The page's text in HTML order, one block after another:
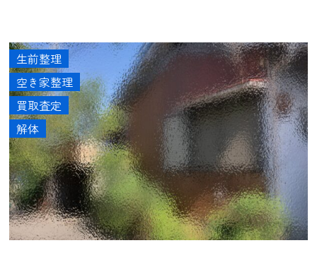
生前整理
空き家整理
買取査定
解体